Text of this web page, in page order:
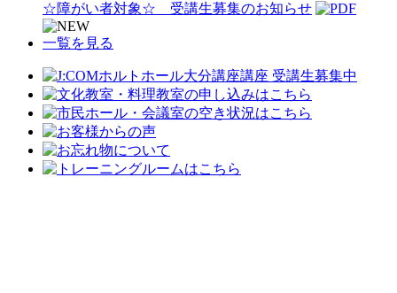
☆障がい者対象☆ 受講生募集のお知らせ
一覧を見る